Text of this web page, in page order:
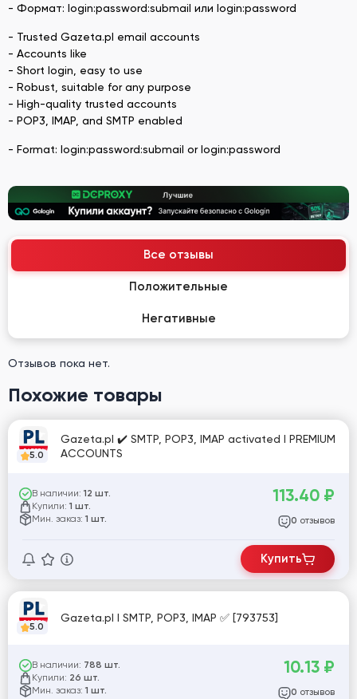
- Формат: login:password:submail или login:password
- Trusted Gazeta.pl email accounts
- Accounts like
- Short login, easy to use
- Robust, suitable for any purpose
- High-quality trusted accounts
- POP3, IMAP, and SMTP enabled
- Format: login:password:submail or login:password
Все отзывы
Положительные
Негативные
Отзывов пока нет.
Похожие товары
5.0
Gazeta.pl ✔️ SMTP, POP3, IMAP activated I PREMIUM
ACCOUNTS
В наличии: 12 шт.
Купили: 1 шт.
Мин. заказ: 1 шт.
113.40 ₽
0 отзывов
Купить
5.0
Gazeta.pl I SMTP, POP3, IMAP ✅ [793753]
В наличии: 788 шт.
Купили: 26 шт.
Мин. заказ: 1 шт.
10.13 ₽
0 отзывов